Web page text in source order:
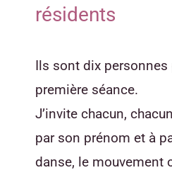
résidents
Ils sont dix personnes
première séance.
J’invite chacun,
par son prénom et à
danse, le mouvement